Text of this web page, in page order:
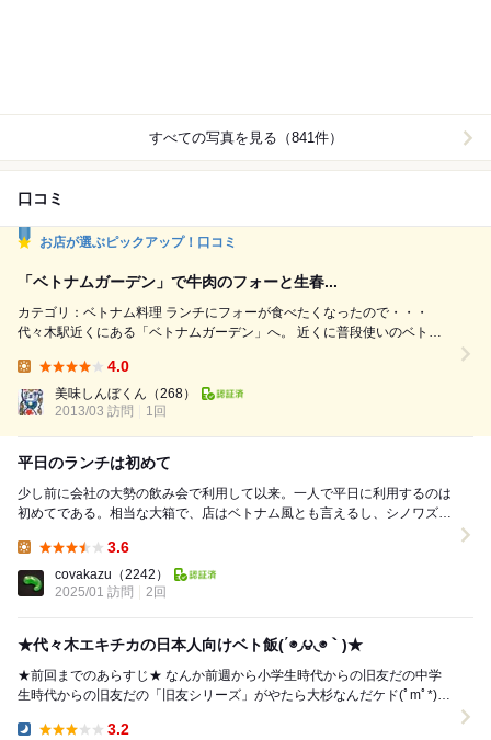
すべての写真を見る（841件）
口コミ
お店が選ぶピックアップ！口コミ
「ベトナムガーデン」で牛肉のフォーと生春...
カテゴリ：ベトナム料理 ランチにフォーが食べたくなったので・・・
代々木駅近くにある「ベトナムガーデン」へ。 近くに普段使いのベトナ
なので、 ちょっと偵察の気持ちもあって・・・。 ランチタイムメニュー
は、こちら。 私はＥのフォー＋生春巻き＋サラダのセットを選び、 ドリ
ンクに、ベトナムアイスコーヒーのタピオカ...
4.0
美味しんぼくん （268）
2013/03 訪問
1回
平日のランチは初めて
少し前に会社の大勢の飲み会で利用して以来。一人で平日に利用するのは
初めてである。相当な大箱で、店はベトナム風とも言えるし、シノワズリ
3.6
covakazu （2242）
2025/01 訪問
2回
★代々木エキチカの日本人向けベト飯(΄◉◞౪◟◉｀)★
★前回までのあらすじ★ なんか前週から小学生時代からの旧友だの中学
生時代からの旧友だの「旧友シリーズ」がやたら大杉なんだケド(ﾟmﾟ*)ﾌﾟ
3.2